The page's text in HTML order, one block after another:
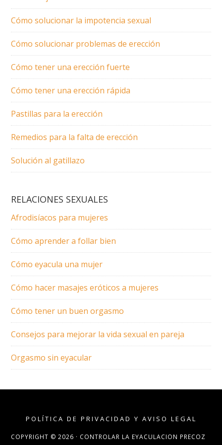
Cómo solucionar la impotencia sexual
Cómo solucionar problemas de erección
Cómo tener una erección fuerte
Cómo tener una erección rápida
Pastillas para la erección
Remedios para la falta de erección
Solución al gatillazo
RELACIONES SEXUALES
Afrodisíacos para mujeres
Cómo aprender a follar bien
Cómo eyacula una mujer
Cómo hacer masajes eróticos a mujeres
Cómo tener un buen orgasmo
Consejos para mejorar la vida sexual en pareja
Orgasmo sin eyacular
POLÍTICA DE PRIVACIDAD Y AVISO LEGAL
COPYRIGHT © 2026 · CONTROLAR LA EYACULACION PRECOZ